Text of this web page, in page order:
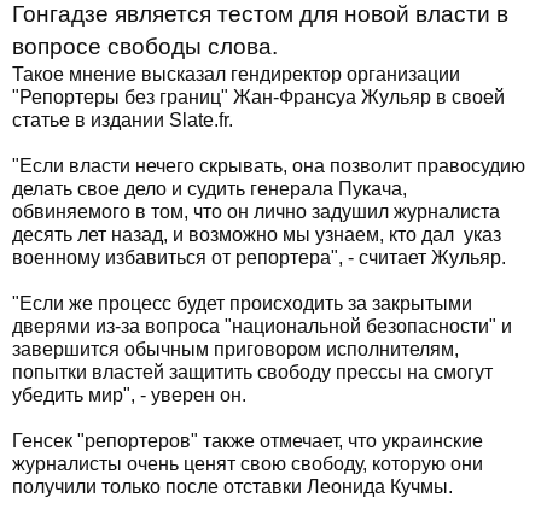
Гонгадзе является тестом для новой власти в
вопросе свободы слова.
Такое мнение высказал гендиректор организации
"Репортеры без границ" Жан-Франсуа Жульяр в своей
статье в издании Slate.fr.
"Если власти нечего скрывать, она позволит правосудию
делать свое дело и судить генерала Пукача,
обвиняемого в том, что он лично задушил журналиста
десять лет назад, и возможно мы узнаем, кто дал указ
военному избавиться от репортера", - считает Жульяр.
"Если же процесс будет происходить за закрытыми
дверями из-за вопроса "национальной безопасности" и
завершится обычным приговором исполнителям,
попытки властей защитить свободу прессы на смогут
убедить мир", - уверен он.
Генсек "репортеров" также отмечает, что украинские
журналисты очень ценят свою свободу, которую они
получили только после отставки Леонида Кучмы.